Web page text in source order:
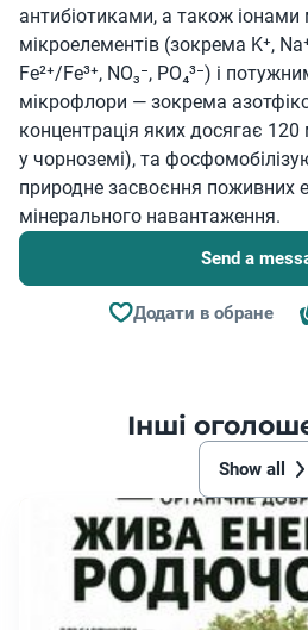
антибіотиками, а також іонами
мікроелементів (зокрема K⁺,
Fe²⁺/Fe³⁺, NO₃⁻, PO₄³⁻) і
мікрофлори — зокрема
концентрація яких досягає
у чорноземі), та
природне засвоєння поживних
мінерального навантаження.
Send a
Додати в обране
Інші
Show all